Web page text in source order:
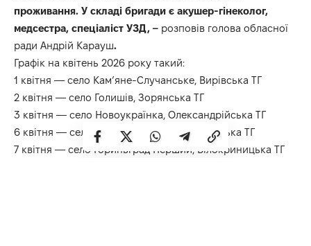
проживання. У складі бригади є акушер-гінеколог,
медсестра, спеціаліст УЗД, – розповів голова обласної
ради Андрій Карауш.
Графік на квітень 2026 року такий:
1 квітня — село Кам’яне-Случанське, Вирівська ТГ
2 квітня — село Голишів, Зорянська ТГ
3 квітня — село Новоукраїнка, Олександрійська ТГ
6 квітня — село Радиславка, Олександрійська ТГ
7 квітня — село Гориньград Перший, Білокриницька ТГ